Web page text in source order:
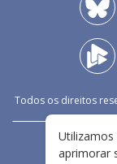
Todos os direitos
aprimorar